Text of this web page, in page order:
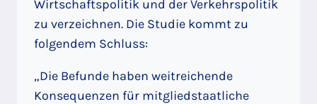
Wirtschaftspolitik und der Verkehrspolitik
zu verzeichnen. Die Studie kommt zu
folgendem Schluss:
„Die Befunde haben weitreichende
Konsequenzen für mitgliedstaatliche